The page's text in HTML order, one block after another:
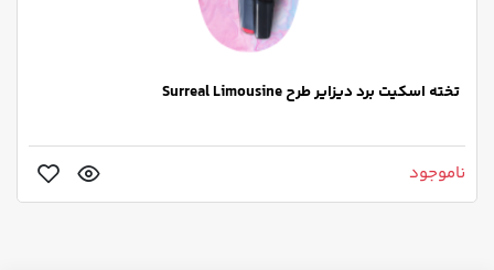
تخته اسکیت برد دیزایر طرح Surreal Limousine
ناموجود